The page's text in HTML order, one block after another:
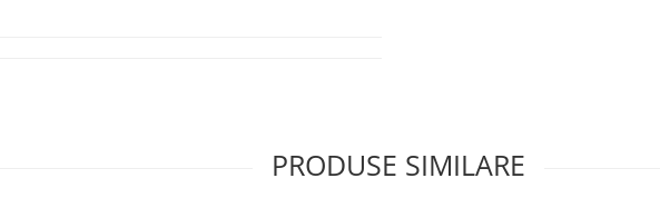
PRODUSE SIMILARE